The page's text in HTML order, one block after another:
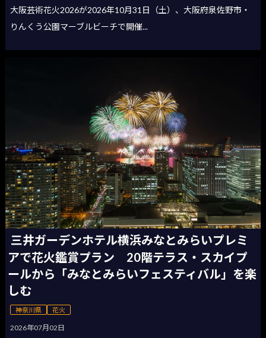
大阪芸術花火2026が2026年10月31日（土）、大阪府泉佐野市・
りんくう公園マーブルビーチで開催...
三井ガーデンホテル横浜みなとみらいプレミ
アで花火鑑賞プラン 20階テラス・スカイプ
ールから「みなとみらいフェスティバル」を楽
しむ
神奈川県 花火
2026年07月02日